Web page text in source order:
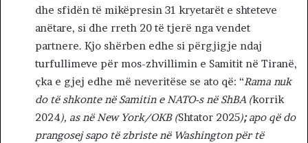
dhe sfidën të mikëpresin 31 kryetarët e shteteve
anëtare, si dhe rreth 20 të tjerë nga vendet
partnere. Kjo shërben edhe si përgjigje ndaj
turfullimeve për mos-zhvillimin e Samitit në Tiranë,
çka e gjej edhe më neveritëse se ato që: “Rama nuk
do të shkonte në Samitin e NATO-s në ShBA (korrik
2024), as në New York/OKB (Shtator 2025);apo që do
prangosej sapo të zbriste në Washington për të